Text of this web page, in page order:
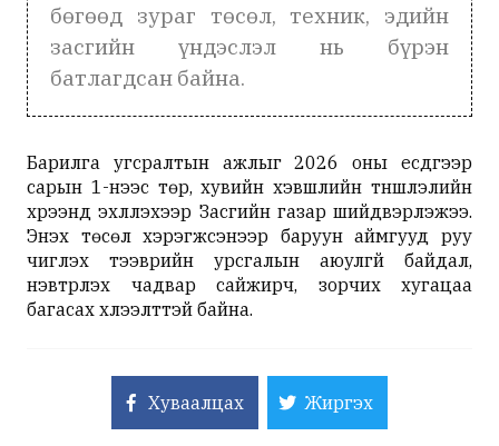
бөгөөд зураг төсөл, техник, эдийн
засгийн үндэслэл нь бүрэн
батлагдсан байна.
Барилга угсралтын ажлыг 2026 оны есдүгээр
сарын 1-нээс төр, хувийн хэвшлийн түншлэлийн
хүрээнд эхлүүлэхээр Засгийн газар шийдвэрлэжээ.
Энэхүү төсөл хэрэгжсэнээр баруун аймгууд руу
чиглэх тээврийн урсгалын аюулгүй байдал,
нэвтрүүлэх чадвар сайжирч, зорчих хугацаа
багасах хүлээлттэй байна.
Хуваалцах Жиргэх